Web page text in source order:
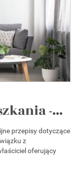
-...
przepisy dotyczące
z
oferujący